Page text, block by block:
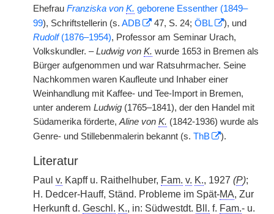
Ehefrau Franziska von K. geborene Essenther (1849–
99), Schriftstellerin (s. ADB 47, S. 24; ÖBL
), und
Rudolf(1876–1954), Professor am Seminar Urach,
Volkskundler. –Ludwig von K. wurde 1653 in Bremen als
Bürger aufgenommen und war Ratsuhrmacher. Seine
Nachkommen waren Kaufleute und Inhaber einer
Weinhandlung mit Kaffee- und Tee-Import in Bremen,
unter anderem Ludwig (1765–1841), der den Handel mit
Südamerika förderte, Aline von K. (1842-1936) wurde als
Genre- und Stillebenmalerin bekannt (s. ThB ).
Literatur
Paul v. Kapff u. Raithelhuber, Fam. v. K., 1927 (P);
H. Dedcer-Hauff, Ständ. Probleme im Spät-MA, Zur
Herkunft d. Geschl. K., in: Südwestdt. Bll. f. Fam.- u.